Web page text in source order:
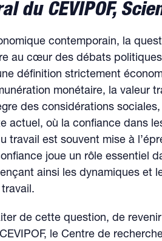
du CEVIPOF,
contemporain, la
au cœur des débats
définition strictement
monétaire, la valeur
des considérations
actuel, où la confiance dans
travail est souvent mise à
joue un rôle essentiel
ainsi les dynamiques et
de cette question, de
le Centre de